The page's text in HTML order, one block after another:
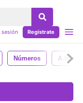
sesión Regístrate
Números A.m